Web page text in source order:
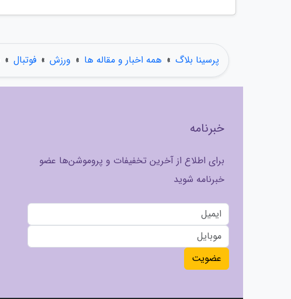
پرسینا بلاگ » همه اخبار و مقاله ها » ورزش » فوتبال »
خبرنامه
برای اطلاع از آخرین تخفیفات و پروموشن‌ها عضو
خبرنامه شوید
عضویت